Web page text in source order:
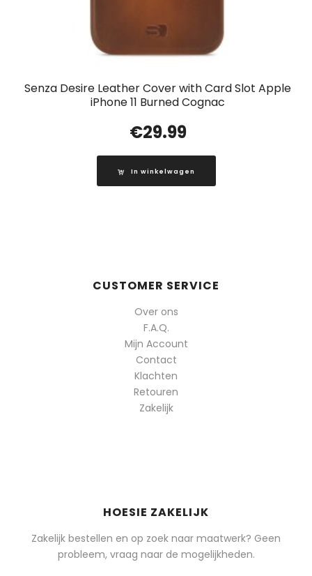
Senza Desire Leather Cover with Card Slot Apple
iPhone 11 Burned Cognac
€29.99
In winkelwagen
CUSTOMER SERVICE
Over ons
F.A.Q.
Mijn Account
Contact
Klachten
Retouren
Zakelijk
HOESIE ZAKELIJK
Zakelijk bestellen en op zoek naar maatwerk? Geen
probleem, vraag naar de mogelijkheden.